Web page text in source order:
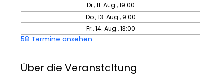
Di., 11. Aug., 19:00
Do., 13. Aug., 9:00
Fr., 14. Aug., 13:00
58 Termine ansehen
Über die Veranstaltung